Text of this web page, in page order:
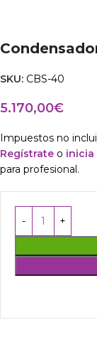
SKU: CBS-40
5.170,00€
Impuestos no
Regístrate o inicia
para profesional.